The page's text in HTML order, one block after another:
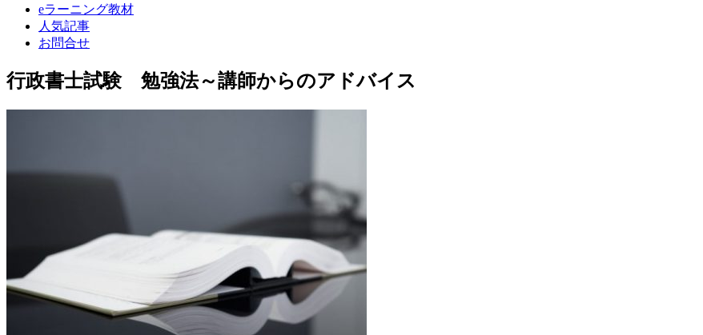
eラーニング教材
人気記事
お問合せ
行政書士試験 勉強法～講師からのアドバイス